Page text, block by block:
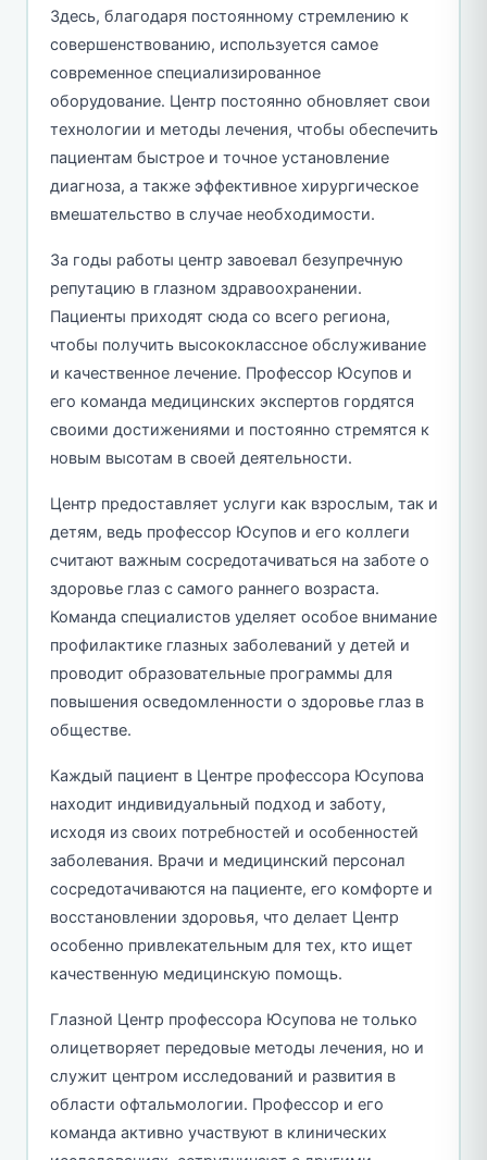
Здесь, благодаря постоянному стремлению к
совершенствованию, используется самое
современное специализированное
оборудование. Центр постоянно обновляет свои
технологии и методы лечения, чтобы обеспечить
пациентам быстрое и точное установление
диагноза, а также эффективное хирургическое
вмешательство в случае необходимости.
За годы работы центр завоевал безупречную
репутацию в глазном здравоохранении.
Пациенты приходят сюда со всего региона,
чтобы получить высококлассное обслуживание
и качественное лечение. Профессор Юсупов и
его команда медицинских экспертов гордятся
своими достижениями и постоянно стремятся к
новым высотам в своей деятельности.
Центр предоставляет услуги как взрослым, так и
детям, ведь профессор Юсупов и его коллеги
считают важным сосредотачиваться на заботе о
здоровье глаз с самого раннего возраста.
Команда специалистов уделяет особое внимание
профилактике глазных заболеваний у детей и
проводит образовательные программы для
повышения осведомленности о здоровье глаз в
обществе.
Каждый пациент в Центре профессора Юсупова
находит индивидуальный подход и заботу,
исходя из своих потребностей и особенностей
заболевания. Врачи и медицинский персонал
сосредотачиваются на пациенте, его комфорте и
восстановлении здоровья, что делает Центр
особенно привлекательным для тех, кто ищет
качественную медицинскую помощь.
Глазной Центр профессора Юсупова не только
олицетворяет передовые методы лечения, но и
служит центром исследований и развития в
области офтальмологии. Профессор и его
команда активно участвуют в клинических